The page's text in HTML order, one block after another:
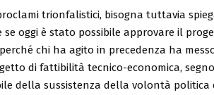
trionfalistici, bisogna tuttavia
se oggi è stato possibile approvare il
chi ha agito in precedenza ha
di fattibilità tecnico-economica, segno
della sussistenza della volontà politica